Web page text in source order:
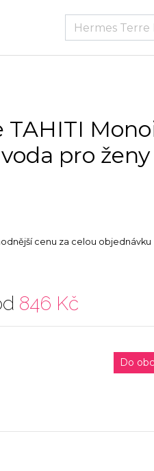
TAHITI
pro
cenu za celou objednávku
846 Kč
Do